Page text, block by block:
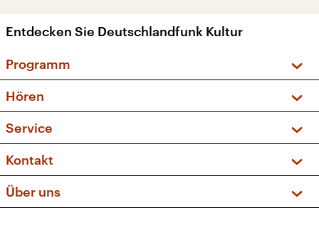
Entdecken Sie Deutschlandfunk Kultur
Programm
Sendungen und Podcasts
Musikliste
Kakadu – Das Kinderprogramm
Hören
Frequenzen (UKW + DAB+)
Service
FAQ
Apps
Newsletter
Kontakt
Social Media
Über uns